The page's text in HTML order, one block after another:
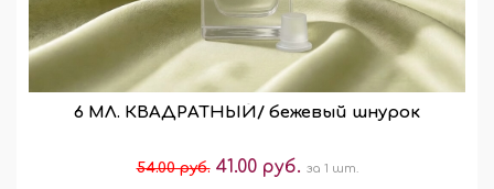
6 МЛ. КВАДРАТНЫЙ/ бежевый шнурок
54.00 руб. 41.00 руб. за 1 шт.